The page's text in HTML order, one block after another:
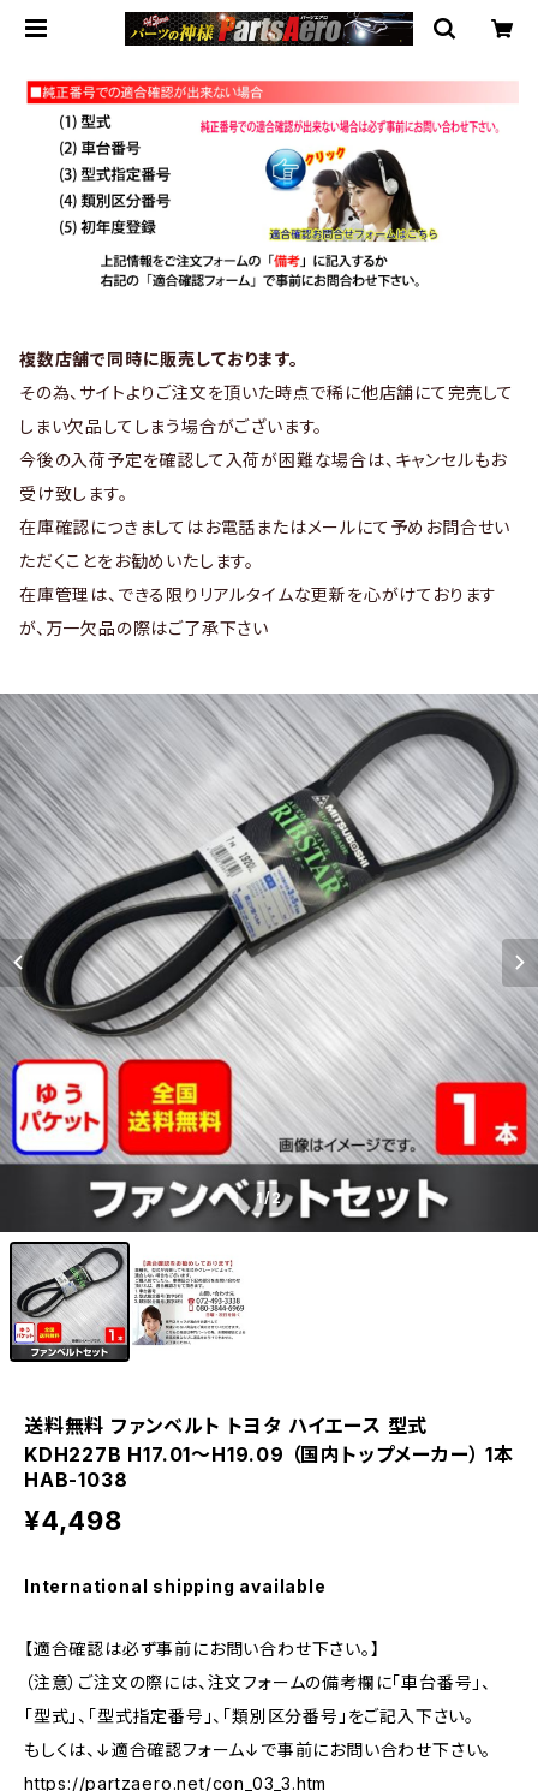
複数店舗で同時に販売しております。
その為、サイトよりご注文を頂いた時点で稀に他店舗にて完売して
しまい欠品してしまう場合がございます。
今後の入荷予定を確認して入荷が困難な場合は、キャンセルもお
受け致します。
在庫確認につきましてはお電話またはメールにて予めお問合せい
ただくことをお勧めいたします。
在庫管理は、できる限りリアルタイムな更新を心がけております
が、万一欠品の際はご了承下さい
1/2
送料無料 ファンベルト トヨタ ハイエース 型式
KDH227B H17.01～H19.09 （国内トップメーカー） 1本
HAB-1038
¥4,498
International shipping available
【適合確認は必ず事前にお問い合わせ下さい。】
（注意）ご注文の際には、注文フォームの備考欄に「車台番号」、
「型式」、「型式指定番号」、「類別区分番号」をご記入下さい。
もしくは、↓適合確認フォーム↓で事前にお問い合わせ下さい。
https://partzaero.net/con_03_3.htm